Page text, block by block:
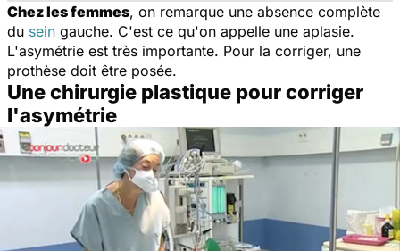
Chez les femmes, on remarque une absence complète
du sein gauche. C'est ce qu'on appelle une aplasie.
L'asymétrie est très importante. Pour la corriger, une
prothèse doit être posée.
Une chirurgie plastique pour corriger
l'asymétrie